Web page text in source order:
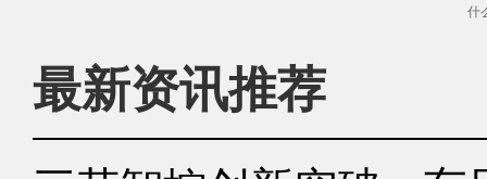
什
最新资讯推荐